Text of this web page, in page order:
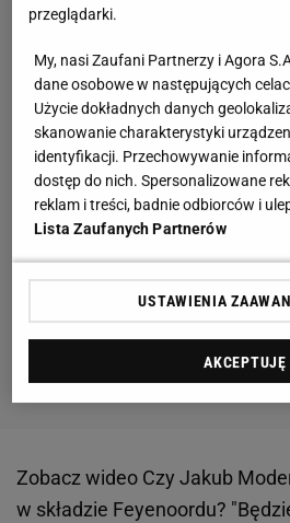
Zobacz wideo Czy Jakub
w składzie Feyenoordu?
przeglądarki.
My, nasi Zaufani Partnerzy i Agora
dane osobowe w następujących
Użycie dokładnych danych
skanowanie charakterystyki
identyfikacji. Przechowywanie
dostęp do nich. Spersonalizowane
reklam i treści, badnie odbiorców i
Lista Zaufanych Partnerów
USTAWIENIA
AKCEPTUJĘ